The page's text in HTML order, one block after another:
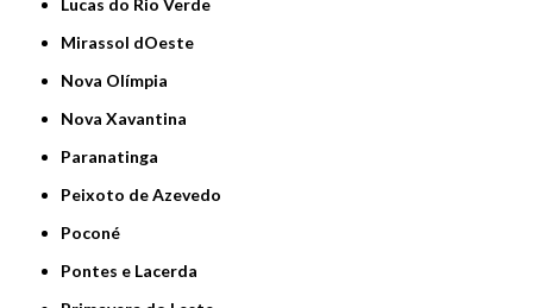
Mirassol dOeste
Nova Olímpia
Nova Xavantina
Paranatinga
Peixoto de Azevedo
Poconé
Pontes e Lacerda